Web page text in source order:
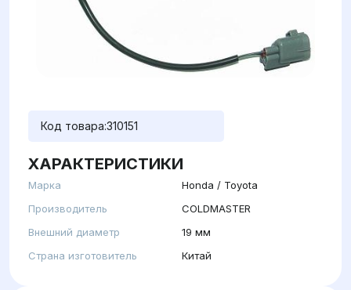
Код товара:310151
ХАРАКТЕРИСТИКИ
Марка
Honda / Toyota
Производитель
COLDMASTER
Внешний диаметр
19 мм
Страна изготовитель
Китай